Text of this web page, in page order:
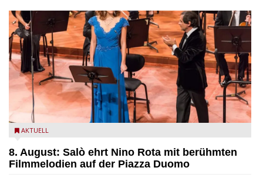
Estate Musicale del Garda: Salò ehrt Nino Rota
AKTUELL
8. August: Salò ehrt Nino Rota mit berühmten
Filmmelodien auf der Piazza Duomo